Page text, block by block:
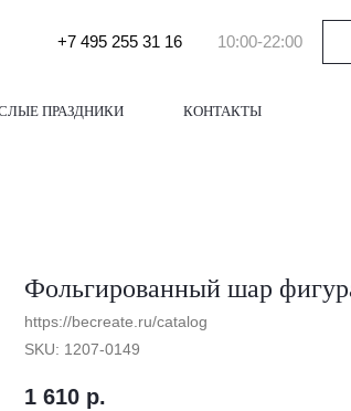
+7 495 255 31 16 10:00-22:00
ПРАЗДНИКИ КОНТАКТЫ
Фольгированный шар
https://becreate.ru/catalog
SKU: 1207-0149
1 610 р.